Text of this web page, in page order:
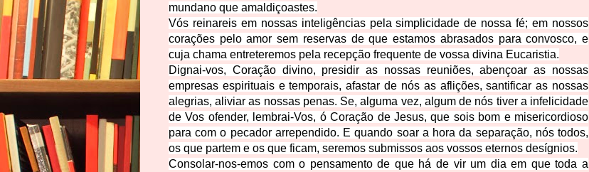
mundano que amaldiçoastes.
Vós reinareis em nossas inteligências pela simplicidade de nossa fé; em nossos
corações pelo amor sem reservas de que estamos abrasados para convosco, e
cuja chama entreteremos pela recepção frequente de vossa divina Eucaristia.
Dignai-vos, Coração divino, presidir as nossas reuniões, abençoar as nossas
empresas espirituais e temporais, afastar de nós as aflições, santificar as nossas
alegrias, aliviar as nossas penas. Se, alguma vez, algum de nós tiver a infelicidade
de Vos ofender, lembrai-Vos, ó Coração de Jesus, que sois bom e misericordioso
para com o pecador arrependido. E quando soar a hora da separação, nós todos,
os que partem e os que ficam, seremos submissos aos vossos eternos desígnios.
Consolar-nos-emos com o pensamento de que há de vir um dia em que toda a